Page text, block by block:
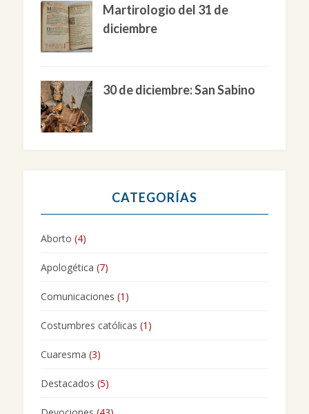
Martirologio del 31 de
diciembre
30 de diciembre: San Sabino
CATEGORÍAS
Aborto (4)
Apologética (7)
Comunicaciones (1)
Costumbres católicas (1)
Cuaresma (3)
Destacados (5)